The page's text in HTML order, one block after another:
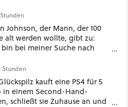
seid ihr unterwegs?
Johnson, der Mann, der 100
alt werden wollte, gibt zu:
bin bei meiner Suche nach
Stunden
kauft eine PS4 für 5
in einem Second-Hand-
schließt sie Zuhause an und